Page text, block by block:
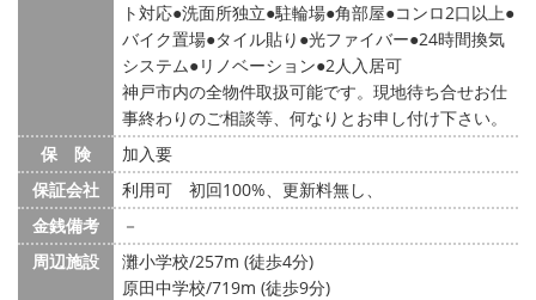
ト対応 洗面所独立 駐輪場 角部屋 コンロ2口以上
バイク置場 タイル貼り 光ファイバー 24時間換気
システム
リノベーション 2人入居可
神戸市内の全物件取扱可能です。現地待ち合せお仕
事終わりのご相談等、何なりとお申し付け下さい。
保 険
加入要
保証会社
利用可 初回100%、更新料無し、
金銭備考
－
周辺施設
灘小学校/257m (徒歩4分)
原田中学校/719m (徒歩9分)